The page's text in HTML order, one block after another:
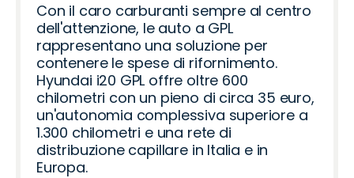
Con il caro carburanti sempre al centro
dell'attenzione, le auto a GPL
rappresentano una soluzione per
contenere le spese di rifornimento.
Hyundai i20 GPL offre oltre 600
chilometri con un pieno di circa 35 euro,
un'autonomia complessiva superiore a
1.300 chilometri e una rete di
distribuzione capillare in Italia e in
Europa.